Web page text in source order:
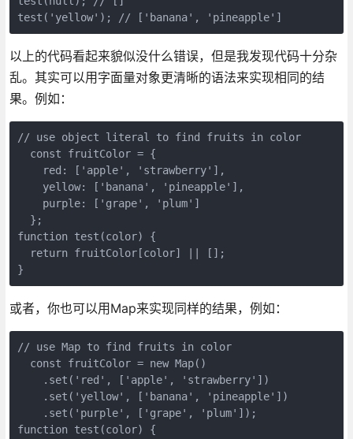
test('yellow'); // ['banana', 'pineapple']
以上的代码看起来貌似没什么错误，但是我发现代码十分杂
乱。其实可以用字面量对象更清晰的语法来实现相同的结
果。例如：
// use object literal to find fruits in color
  const fruitColor = {
    red: ['apple', 'strawberry'],
    yellow: ['banana', 'pineapple'],
    purple: ['grape', 'plum']
  };
function test(color) {
  return fruitColor[color] || [];
}
或者，你也可以用Map来实现同样的结果，例如：
// use Map to find fruits in color
  const fruitColor = new Map()
    .set('red', ['apple', 'strawberry'])
    .set('yellow', ['banana', 'pineapple'])
    .set('purple', ['grape', 'plum']);
function test(color) {